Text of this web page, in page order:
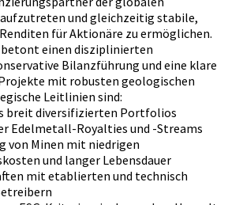
und gleichzeitig stabile,
für Aktionäre zu ermöglichen.
betont einen disziplinierten
Bilanzführung und eine klare
mit robusten geologischen
Leitlinien sind:
breit diversifizierten Portfolios
Edelmetall-Royalties und -Streams
von Minen mit niedrigen
und langer Lebensdauer
mit etablierten und technisch